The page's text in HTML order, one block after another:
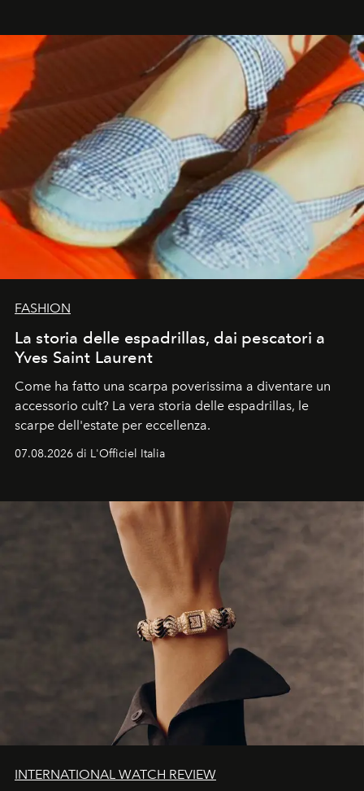
FASHION
La storia delle espadrillas, dai pescatori a
Yves Saint Laurent
Come ha fatto una scarpa poverissima a diventare un
accessorio cult? La vera storia delle espadrillas, le
scarpe dell'estate per eccellenza.
07.08.2026 di L'Officiel Italia
INTERNATIONAL WATCH REVIEW